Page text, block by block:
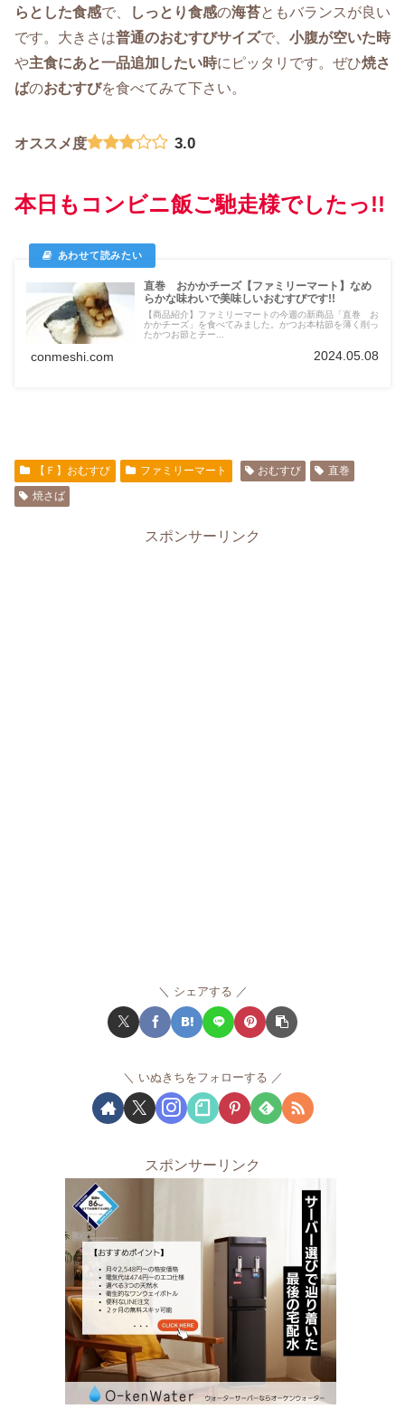
らとした食感で、 しっとり食感の海苔ともバランスが良い
です。大きさは普通のおむすびサイズで、 小腹が空いた時
や主食にあと一品追加したい時にピッタリです。ぜひ焼さ
ばのおむすびを食べてみて下さい。
オススメ度 3.0
本日もコンビニ飯ご馳走様でしたっ!!
直巻 おかかチーズ【ファミリーマート】なめ
らかな味わいで美味しいおむすびです!!
【商品紹介】ファミリーマートの今週の新商品「直巻 お
かかチーズ」を食べてみました。かつお本枯節を薄く削っ
たかつお節とチー...
conmeshi.com 2024.05.08
【Ｆ】おむすび ファミリーマート おむすび
直巻
焼さば
スポンサーリンク
シェアする
いぬきちをフォローする
スポンサーリンク